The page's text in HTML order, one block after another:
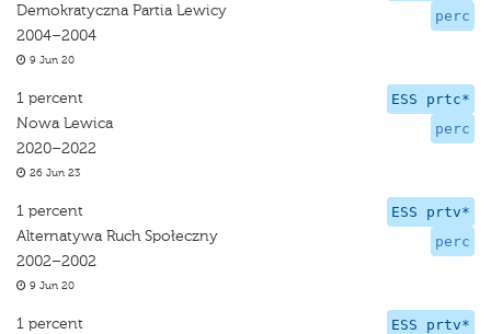
perc
Demokratyczna Partia Lewicy
2004–2004
9 Jun 20
ESS prtc*
perc
1 percent
Nowa Lewica
2020–2022
26 Jun 23
ESS prtv*
perc
1 percent
Alternatywa Ruch Społeczny
2002–2002
9 Jun 20
ESS prtv*
1 percent